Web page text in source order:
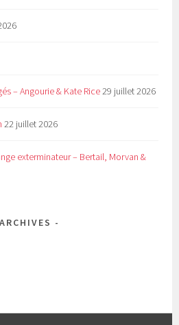
– Angourie & Kate Rice29 juillet 2026
22 juillet 2026
exterminateur – Bertail, Morvan &
ARCHIVES